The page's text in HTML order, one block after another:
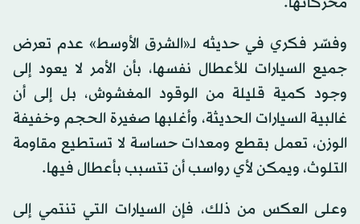
وفسّر فكري في حديثه لـ«الشرق الأوسط» عدم تعرض
جميع السيارات للأعطال نفسها، بأن الأمر لا يعود إلى
وجود كمية قليلة من الوقود المغشوش، بل إلى أن
غالبية السيارات الحديثة، وأغلبها صغيرة الحجم وخفيفة
الوزن، تعمل بقطع ومعدات حساسة لا تستطيع مقاومة
التلوث، ويمكن لأي رواسب أن تتسبب بأعطال فيها.
وعلى العكس من ذلك، فإن السيارات التي تنتمي إلى